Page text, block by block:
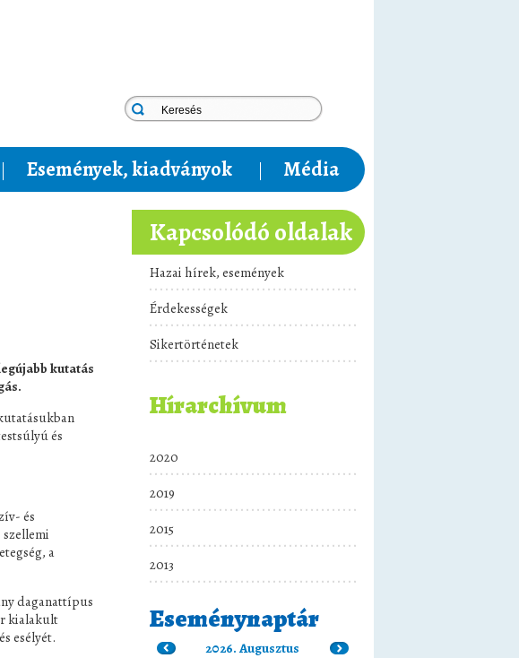
Események, kiadványok Média
kutatás
és
és
a
daganattípus
kialakult
esélyét.
Kapcsolódó oldalak
Hazai hírek, események
Érdekességek
Sikertörténetek
Hírarchívum
2020
2019
2015
2013
Eseménynaptár
2026. Augusztus